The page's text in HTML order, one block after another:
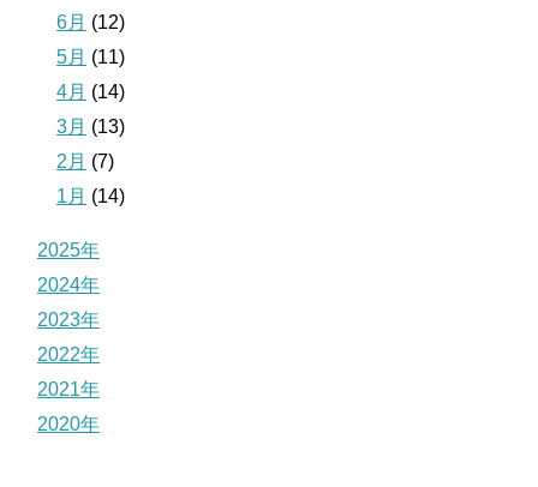
6月 (12)
5月 (11)
4月 (14)
3月 (13)
2月 (7)
1月 (14)
2025年
2024年
2023年
2022年
2021年
2020年